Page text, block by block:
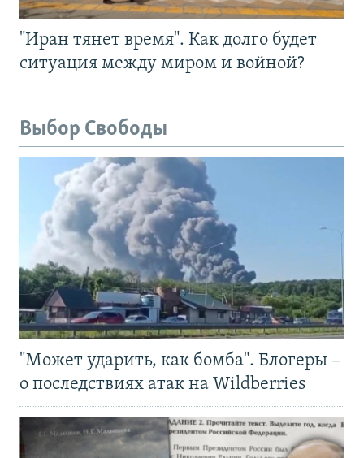
"Иран тянет время". Как долго будет
ситуация между миром и войной?
Выбор Свободы
"Может ударить, как бомба". Блогеры –
о последствиях атак на Wildberries